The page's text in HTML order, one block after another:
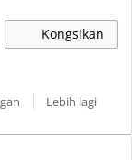
Kongsikan
Lebih lagi